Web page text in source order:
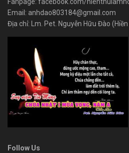
Email: anhdao803184@gmail.com
Địa chỉ: Lm. Pet. Nguyễn Hữu Đào
Follow Us